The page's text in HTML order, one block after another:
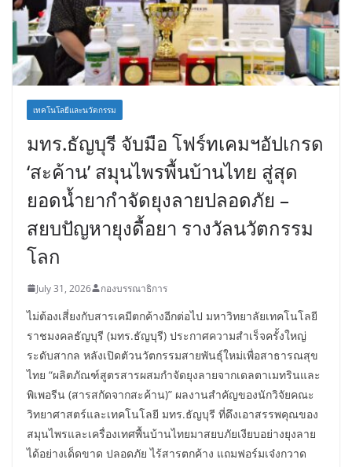
เทคโนโลยีและนวัตกรรม
มทร.ธัญบุรี จับมือ โฟร์ทเคมฯอัปเกรด
‘สะค้าน’ สมุนไพรพื้นบ้านไทย สู่สุด
ยอดน้ำยากำจัดยุงลายปลอดภัย –
สยบปัญหายุงดื้อยา รางวัลนวัตกรรม
โลก
July 31, 2026 กองบรรณาธิการ
ไม่ต้องเสี่ยงกับสารเคมีตกค้างอีกต่อไป มหาวิทยาลัยเทคโนโลยี
ราชมงคลธัญบุรี (มทร.ธัญบุรี) ประกาศความสำเร็จครั้งใหญ่
ระดับสากล หลังเปิดตัวนวัตกรรมสายพันธุ์ใหม่เพื่อสาธารณสุข
ไทย “ผลิตภัณฑ์สูตรสารผสมกำจัดยุงลายจากเดลตาเมทรินและ
พิเพอรีน (สารสกัดจากสะค้าน)” ผลงานสำคัญของนักวิจัยคณะ
วิทยาศาสตร์และเทคโนโลยี มทร.ธัญบุรี ที่ดึงเอาสรรพคุณของ
สมุนไพรและเครื่องเทศพื้นบ้านไทยมาสยบภัยเงียบอย่างยุงลาย
ได้อย่างเด็ดขาด ปลอดภัย ไร้สารตกค้าง แถมฟอร์มเจ๋งกวาด